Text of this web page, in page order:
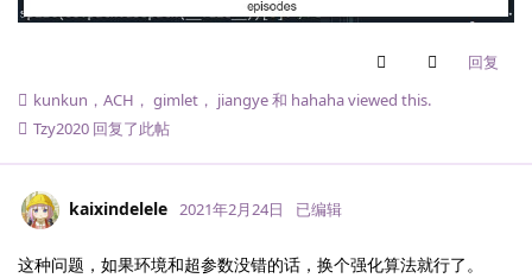
回复
kunkun ， ACH ， gimlet ， jiangye和 hahahaviewed this.
Tzy2020 回复了此帖
kaixindelele 2021年2月24日 已编辑
这种问题，如果环境和超参数没错的话，换个强化算法就行了。